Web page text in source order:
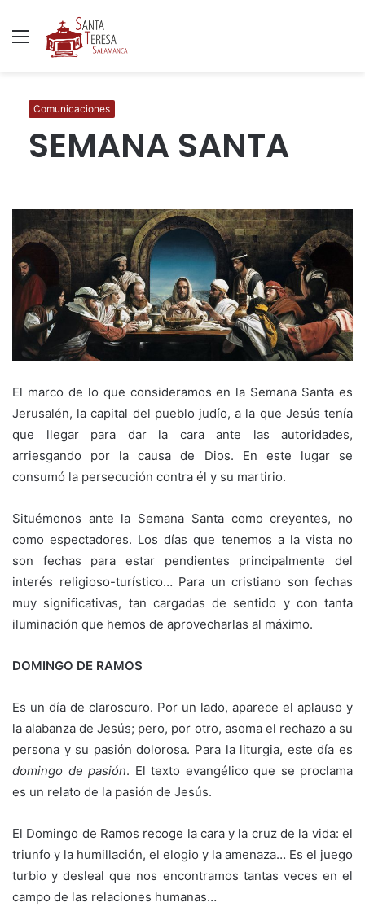
Menú
Comunicaciones
SEMANA SANTA
El marco de lo que consideramos en la Semana Santa es
Jerusalén, la capital del pueblo judío, a la que Jesús tenía
que llegar para dar la cara ante las autoridades,
arriesgando por la causa de Dios. En este lugar se
consumó la persecución contra él y su martirio.
Situémonos ante la Semana Santa como creyentes, no
como espectadores. Los días que tenemos a la vista no
son fechas para estar pendientes principalmente del
interés religioso-turístico… Para un cristiano son fechas
muy significativas, tan cargadas de sentido y con tanta
iluminación que hemos de aprovecharlas al máximo.
DOMINGO DE RAMOS
Es un día de claroscuro. Por un lado, aparece el aplauso y
la alabanza de Jesús; pero, por otro, asoma el rechazo a su
persona y su pasión dolorosa. Para la liturgia, este día es
domingo de pasión. El texto evangélico que se proclama
es un relato de la pasión de Jesús.
El Domingo de Ramos recoge la cara y la cruz de la vida: el
triunfo y la humillación, el elogio y la amenaza… Es el juego
turbio y desleal que nos encontramos tantas veces en el
campo de las relaciones humanas…